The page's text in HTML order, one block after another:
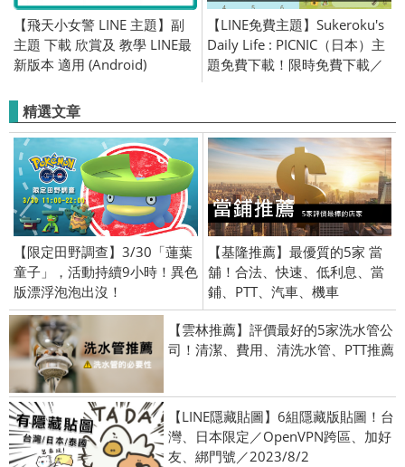
【飛天小女警 LINE 主題】副
主題 下載 欣賞及 教學 LINE最
新版本 適用 (Android)
【LINE免費主題】Sukeroku's
Daily Life : PICNIC（日本）主
題免費下載！限時免費下載／
精選文章
【限定田野調查】3/30「蓮葉
童子」，活動持續9小時！異色
版漂浮泡泡出沒！
【基隆推薦】最優質的5家 當
舖！合法、快速、低利息、當
鋪、PTT、汽車、機車
【雲林推薦】評價最好的5家洗水管公
司！清潔、費用、清洗水管、PTT推薦
【LINE隱藏貼圖】6組隱藏版貼圖！台
灣、日本限定／OpenVPN跨區、加好
友、綁門號／2023/8/2